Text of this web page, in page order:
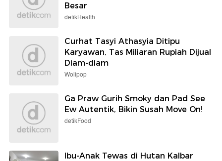
Besar
detikHealth
Curhat Tasyi Athasyia Ditipu
Karyawan, Tas Miliaran Rupiah Dijual
Diam-diam
Wolipop
Ga Praw Gurih Smoky dan Pad See
Ew Autentik, Bikin Susah Move On!
detikFood
Ibu-Anak Tewas di Hutan Kalbar